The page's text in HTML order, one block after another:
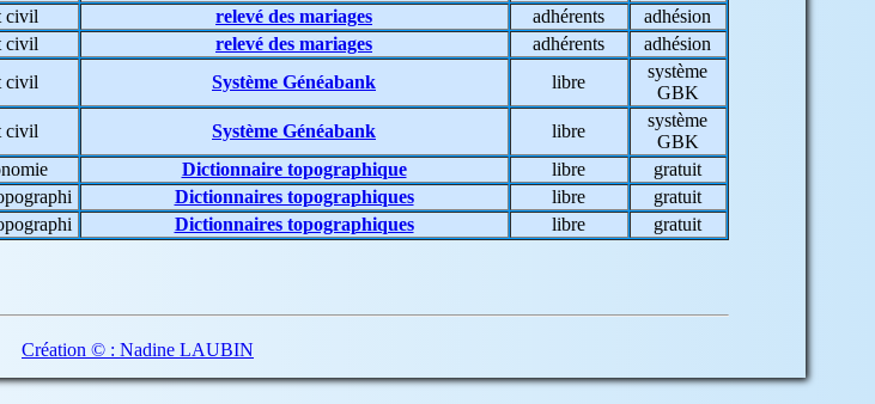
civil relevé des mariages adhérents
adhésion
civil relevé des mariages adhérents
adhésion
civil Système Généabank libre
système
GBK
civil Système Généabank libre
système
GBK
Dictionnaire topographique libre
gratuit
Dictionnaires topographiques libre
gratuit
Dictionnaires topographiques libre gratuit
Création © : Nadine LAUBIN